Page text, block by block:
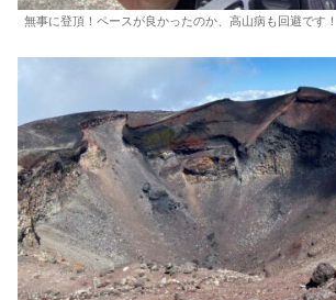
無事に登頂！ペースが良かったのか、高山病も回避です！